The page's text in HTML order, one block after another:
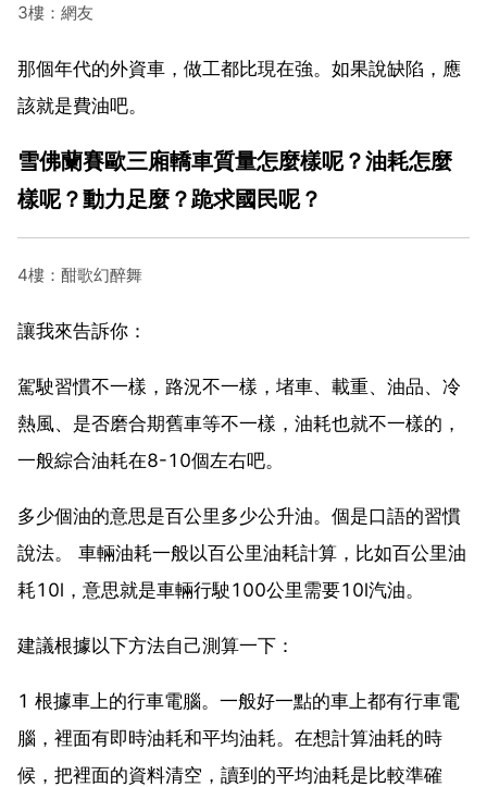
3樓：網友
那個年代的外資車，做工都比現在強。如果說缺陷，應
該就是費油吧。
雪佛蘭賽歐三廂轎車質量怎麼樣呢？油耗怎麼
樣呢？動力足麼？跪求國民呢？
4樓：酣歌幻醉舞
讓我來告訴你：
駕駛習慣不一樣，路況不一樣，堵車、載重、油品、冷
熱風、是否磨合期舊車等不一樣，油耗也就不一樣的，
一般綜合油耗在8-10個左右吧。
多少個油的意思是百公里多少公升油。個是口語的習慣
說法。 車輛油耗一般以百公里油耗計算，比如百公里油
耗10l，意思就是車輛行駛100公里需要10l汽油。
建議根據以下方法自己測算一下：
1 根據車上的行車電腦。一般好一點的車上都有行車電
腦，裡面有即時油耗和平均油耗。在想計算油耗的時
候，把裡面的資料清空，讀到的平均油耗是比較準確